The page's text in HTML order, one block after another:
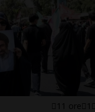
11 ore 1